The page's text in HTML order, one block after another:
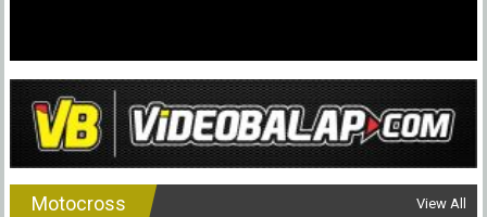
Motocross View All